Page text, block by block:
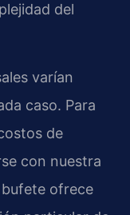
del
varían
caso. Para
de
con nuestra
ofrece